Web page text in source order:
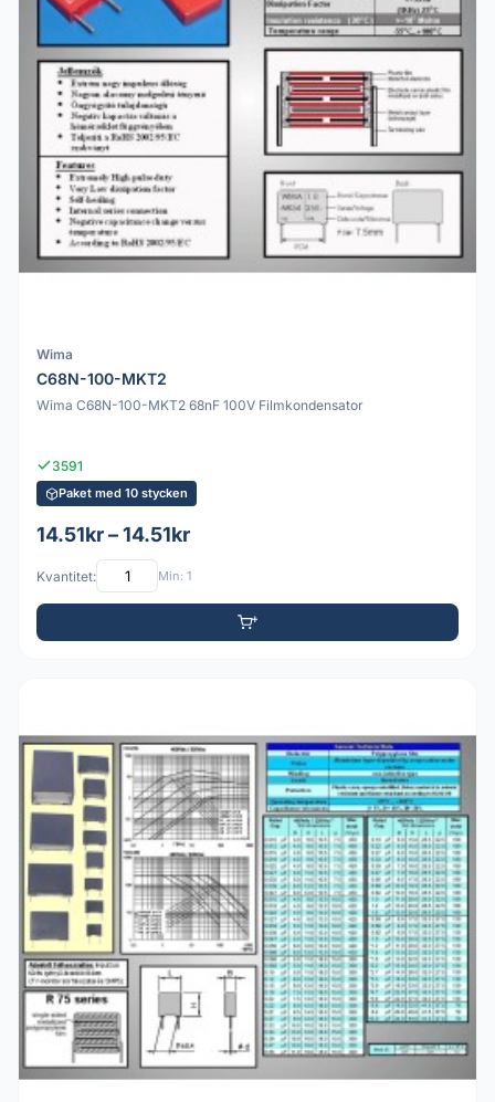
Wima
C68N-100-MKT2
Wima C68N-100-MKT2 68nF 100V Filmkondensator
3591
Paket med 10 stycken
14.51kr – 14.51kr
Kvantitet: Min: 1